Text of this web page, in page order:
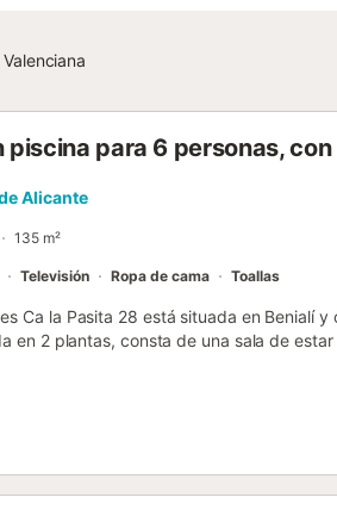
piscina para 6 personas,
Alicante
135 m²
Televisión Ropa de cama Toallas
Ca la Pasita 28 está situada en Benialí
en 2 plantas, consta de una sala de
un espacio de trabajo dedicado,
un espacio exterior privado que
de mayo a septiembre. Podrá relajarse